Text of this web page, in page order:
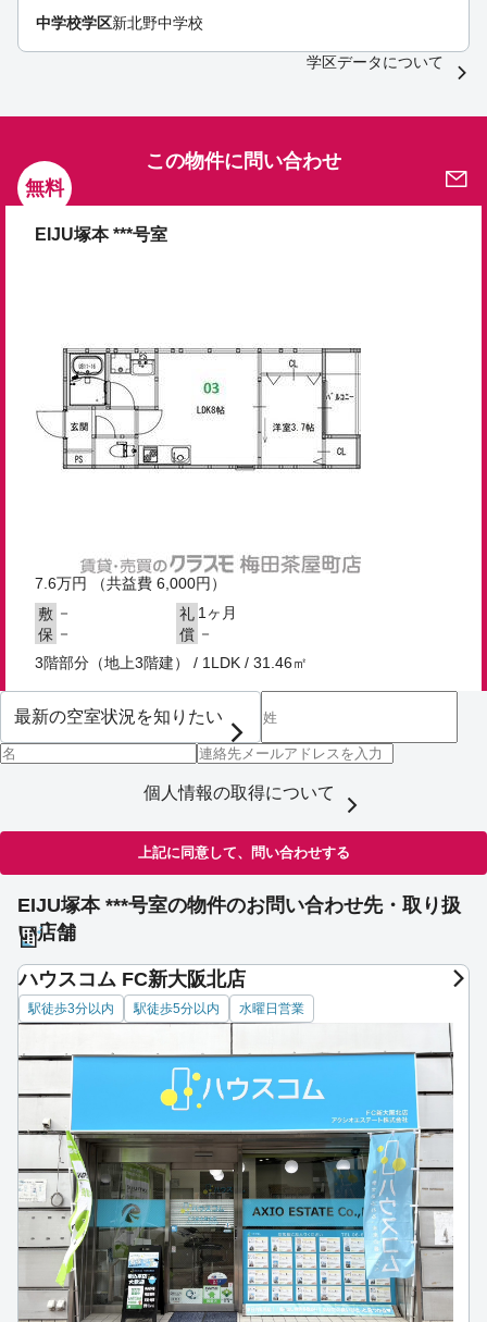
中学校学区新北野中学校
学区データについて
無料
この物件に問い合わせ
EIJU塚本 ***号室
7.6万円
（共益費 6,000円）
敷 － 礼 1ヶ月
保 － 償 －
3階部分（地上3階建） / 1LDK / 31.46㎡
個人情報の取得について
上記に同意して、問い合わせする
EIJU塚本 ***号室の物件のお問い合わせ先・取り扱
い店舗
ハウスコム FC新大阪北店
駅徒歩3分以内 駅徒歩5分以内 水曜日営業